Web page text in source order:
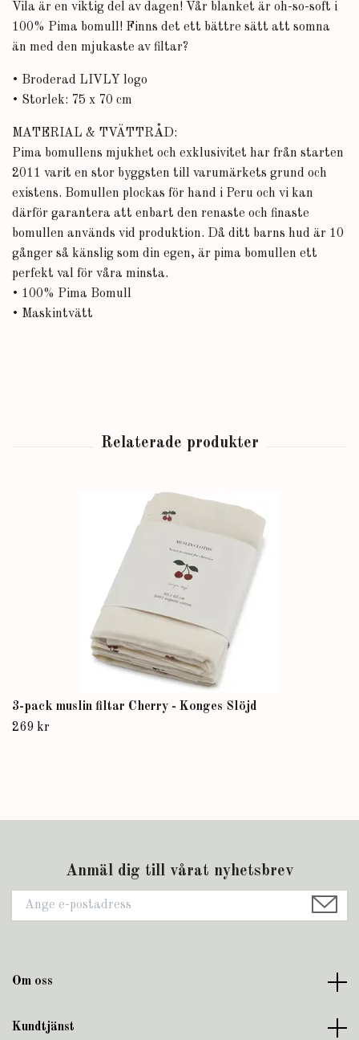
Vila är en viktig del av dagen! Vår blanket är oh-so-soft i
100% Pima bomull! Finns det ett bättre sätt att somna
än med den mjukaste av filtar?
• Broderad LIVLY logo
• Storlek: 75 x 70 cm
MATERIAL & TVÄTTRÅD:
Pima bomullens mjukhet och exklusivitet har från starten
2011 varit en stor byggsten till varumärkets grund och
existens. Bomullen plockas för hand i Peru och vi kan
därför garantera att enbart den renaste och finaste
bomullen används vid produktion. Då ditt barns hud är 10
gånger så känslig som din egen, är pima bomullen ett
perfekt val för våra minsta.
• 100% Pima Bomull
• Maskintvätt
3-pack muslin filtar Cherry - Konges Slöjd
269 kr
Anmäl dig till vårat nyhetsbrev
Om oss
Kundtjänst